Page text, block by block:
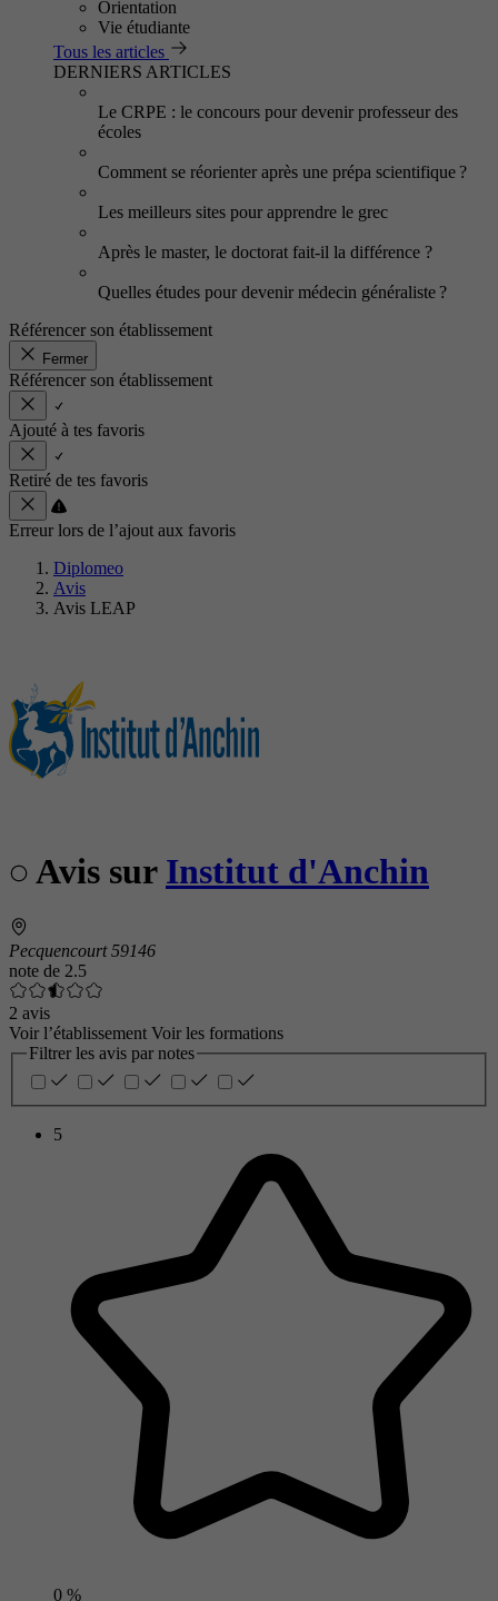
Orientation
Vie étudiante
Tous les articles
DERNIERS ARTICLES
Le CRPE : le concours pour devenir professeur des
écoles
Comment se réorienter après une prépa scientifique ?
Les meilleurs sites pour apprendre le grec
Après le master, le doctorat fait-il la différence ?
Quelles études pour devenir médecin généraliste ?
Référencer son établissement
Fermer
Référencer son établissement
Ajouté à tes favoris
Retiré de tes favoris
Erreur lors de l’ajout aux favoris
Diplomeo
Avis
Avis LEAP
Avis sur Institut d'Anchin
Pecquencourt 59146
note de 2.5
2 avis
Voir l’établissement Voir les formations
Filtrer les avis par notes
5
0 %